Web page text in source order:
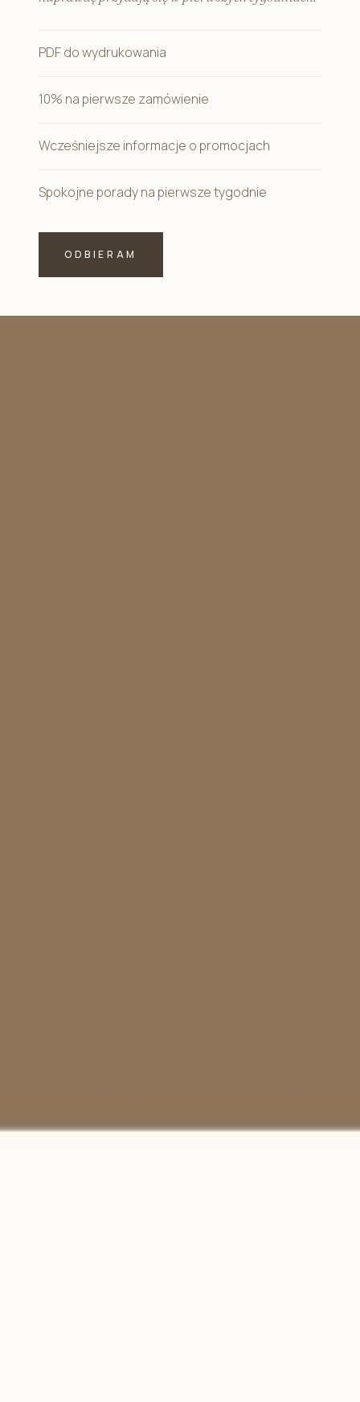
PDF do wydrukowania
10% na pierwsze zamówienie
Wcześniejsze informacje o promocjach
Spokojne porady na pierwsze tygodnie
ODBIERAM